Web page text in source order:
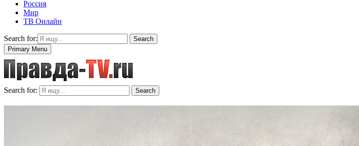
Россия
Мир
ТВ Онлайн
Search for:
Search
Primary Menu
Search for: Search